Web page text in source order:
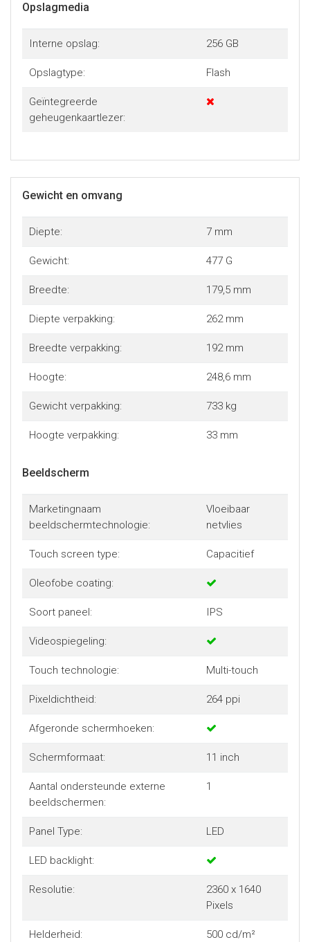
Opslagmedia
Interne opslag: 256 GB
Opslagtype: Flash
Geïntegreerde
geheugenkaartlezer:
Gewicht en omvang
Diepte: 7 mm
Gewicht: 477 G
Breedte: 179,5 mm
Diepte verpakking: 262 mm
Breedte verpakking: 192 mm
Hoogte: 248,6 mm
Gewicht verpakking: 733 kg
Hoogte verpakking: 33 mm
Beeldscherm
Marketingnaam
beeldschermtechnologie:
Vloeibaar
netvlies
Touch screen type: Capacitief
Oleofobe coating:
Soort paneel: IPS
Videospiegeling:
Touch technologie: Multi-touch
Pixeldichtheid: 264 ppi
Afgeronde schermhoeken:
Schermformaat: 11 inch
Aantal ondersteunde externe
beeldschermen:
1
Panel Type: LED
LED backlight:
Resolutie:
2360 x 1640
Pixels
Helderheid: 500 cd/m²